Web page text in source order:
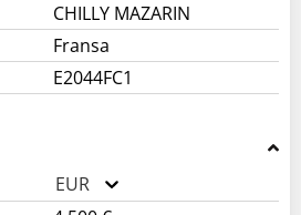
CHILLY MAZARIN
Fransa
E2044FC1
EUR